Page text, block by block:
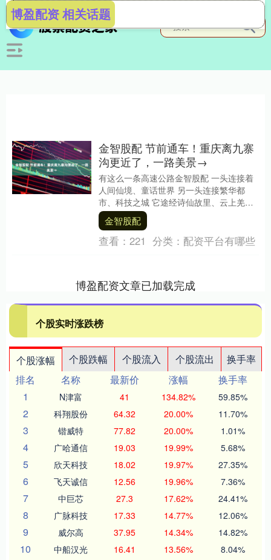
博盈配资 相关话题
金智股配 节前通车！重庆离九寨
沟更近了，一路美景→
有这么一条高速公路金智股配 一头连接着
人间仙境、童话世界 另一头连接繁华都
市、科技之城 它途经诗仙故里、云上羌城
也串联起熊猫家园、王朗秘境 ...... 这就....
金智股配
查看： 221 分类： 配资平台有哪些
博盈配资文章已加载完成
个股实时涨跌榜
个股涨幅 个股跌幅 个股流入 个股流出
换手率
排名
名称 最新价 涨幅
换手率
1
N津富 41 134.82% 59.85%
2 科翔股份 64.32 20.00% 11.70%
3 锴威特 77.82 20.00% 1.01%
4 广哈通信 19.03 19.99% 5.68%
5 欣天科技 18.02 19.97% 27.35%
6 飞天诚信 12.56 19.96% 7.36%
7 中巨芯 27.3 17.62% 24.41%
8 广脉科技 17.33 14.77% 12.06%
9 威尔高 37.95 14.34% 14.82%
10 中船汉光 16.41 13.56% 8.04%